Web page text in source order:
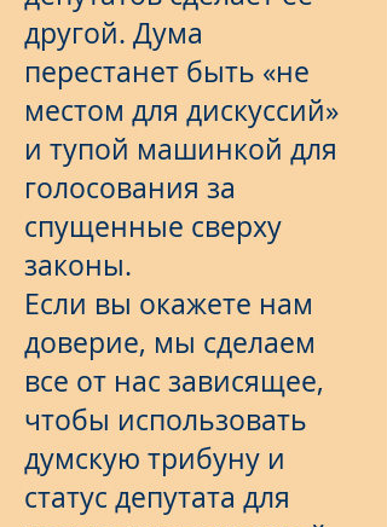
другой. Дума
перестанет быть «не
местом для дискуссий»
и тупой машинкой для
голосования за
спущенные сверху
законы.
Если вы окажете нам
доверие, мы сделаем
все от нас зависящее,
чтобы использовать
думскую трибуну и
статус депутата для